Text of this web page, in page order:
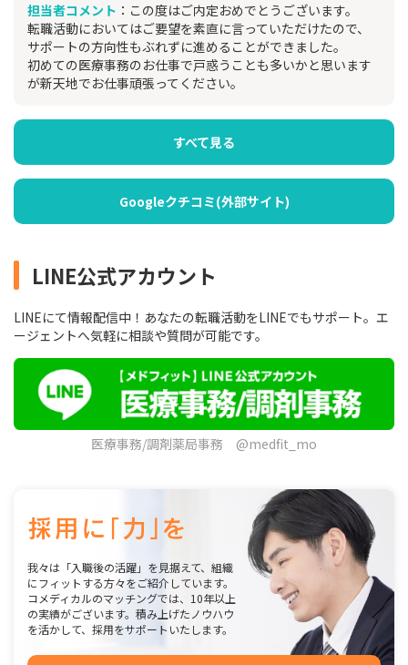
担当者コメント ：この度はご内定おめでとうございます。
転職活動においてはご要望を素直に言っていただけたので、
サポートの方向性もぶれずに進めることができました。
初めての医療事務のお仕事で戸惑うことも多いかと思います
が新天地でお仕事頑張ってください。
すべて見る
Googleクチコミ(外部サイト)
LINE公式アカウント
LINEにて情報配信中！あなたの転職活動をLINEでもサポート。エ
ージェントへ気軽に相談や質問が可能です。
医療事務/調剤薬局事務 @medfit_mo
我々は「入職後の活躍」を見据えて、組織
にフィットする方々をご紹介しています。
コメディカルのマッチングでは、10年以上
の実績がございます。積み上げたノウハウ
を活かして、採用をサポートいたします。